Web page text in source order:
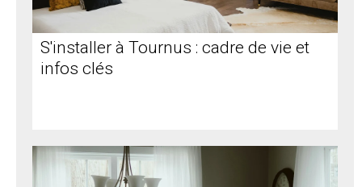
S'installer à Tournus : cadre de vie et
infos clés